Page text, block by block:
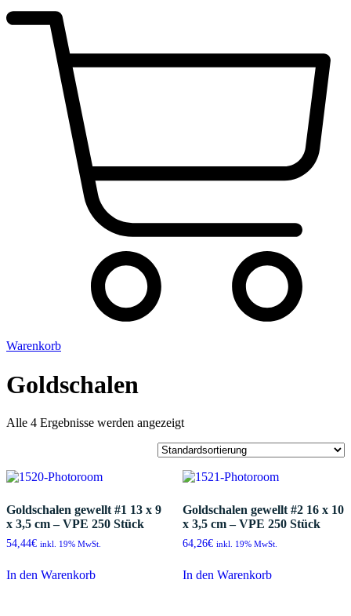
Warenkorb
Goldschalen
Alle 4 Ergebnisse werden angezeigt
Goldschalen gewellt #1 13 x 9
x 3,5 cm – VPE 250 Stück
54,44€ inkl. 19% MwSt.
In den Warenkorb
Goldschalen gewellt #2 16 x 10
x 3,5 cm – VPE 250 Stück
64,26€ inkl. 19% MwSt.
In den Warenkorb